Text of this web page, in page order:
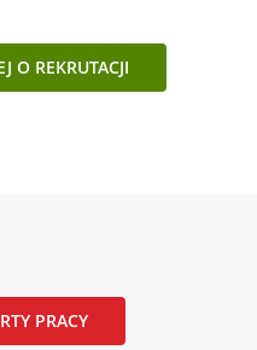
O REKRUTACJI
PRACY